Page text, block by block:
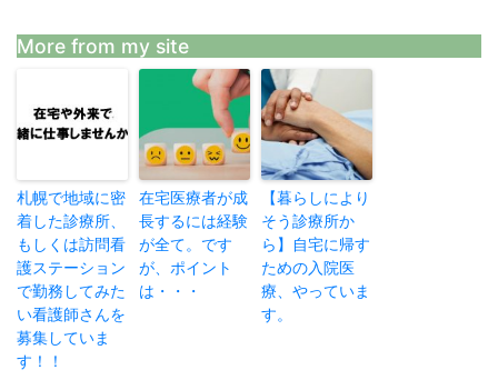
More from my site
札幌で地域に密
着した診療所、
もしくは訪問看
護ステーション
で勤務してみた
い看護師さんを
募集していま
す！！
在宅医療者が成
長するには経験
が全て。です
が、ポイント
は・・・
【暮らしにより
そう診療所か
ら】自宅に帰す
ための入院医
療、やっていま
す。